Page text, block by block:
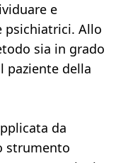
e
psichiatrici. Allo
sia in grado
paziente della
da
strumento